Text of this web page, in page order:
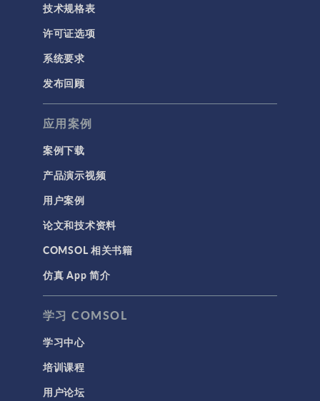
技术规格表
许可证选项
系统要求
发布回顾
应用案例
案例下载
产品演示视频
用户案例
论文和技术资料
COMSOL 相关书籍
仿真 App 简介
学习 COMSOL
学习中心
培训课程
用户论坛